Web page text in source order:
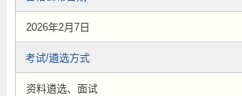
2026年2月7日
考试/遴选方式
资料遴选、面试